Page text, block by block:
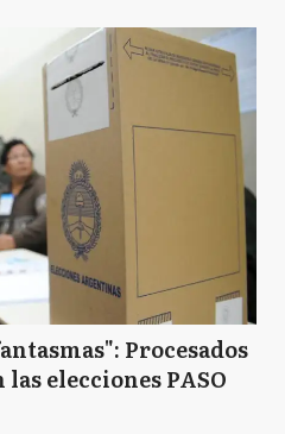
Procesados
elecciones PASO